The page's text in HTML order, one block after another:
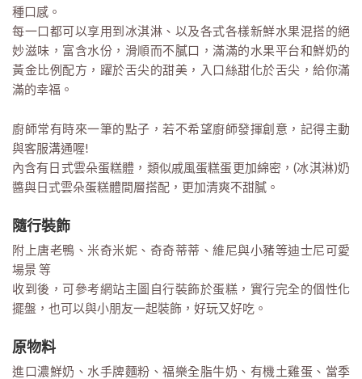
種口感。
每一口都可以享用到冰淇淋、以及各式各樣新鮮水果混搭的絕
妙滋味，富含水份，滑順而不膩口，滿滿的水果平台和鮮奶的
黃金比例配方，躍於舌尖的甜美，入口絲甜化於舌尖，給你滿
滿的幸福。
廚師常有時來一筆的點子，若不希望廚師發揮創意，記得主動
與客服溝通喔!
內含有日式雲朵蛋糕體，類似戚風蛋糕蛋更加綿密，(冰淇淋)奶
醬與日式雲朵蛋糕體間層搭配，更加清爽不甜膩。
隨行裝飾
附上唐老鴨、米奇米妮、奇奇蒂蒂、維尼與小豬等迪士尼可愛
場景 等
收到後，可參考網站主圖自行裝飾於蛋糕，實行完全的個性化
擺盤，也可以與小朋友一起裝飾，好玩又好吃。
原物料
進口濃鮮奶、水手牌麵粉、福樂全脂牛奶、有機土雞蛋、當季